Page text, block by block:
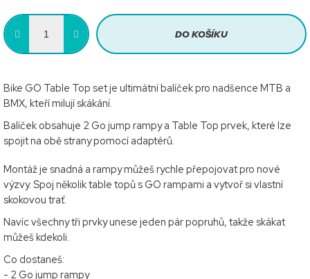
DO KOŠÍKU
Bike GO Table Top set je ultimátní balíček pro nadšence MTB a
BMX, kteří milují skákání.
Balíček obsahuje 2 Go jump rampy a Table Top prvek, které lze
spojit na obě strany pomocí adaptérů.
Montáž je snadná a rampy můžeš rychle přepojovat pro nové
výzvy. Spoj několik table topů s GO rampami a vytvoř si vlastní
skokovou trať.
Navíc všechny tři prvky unese jeden pár popruhů, takže skákat
můžeš kdekoli.
Co dostaneš:
- 2 Go jump rampy